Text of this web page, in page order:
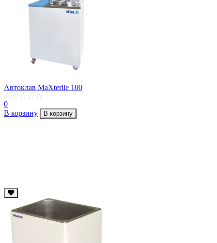
Автоклав MaXterile 100
0
В корзину
В корзину